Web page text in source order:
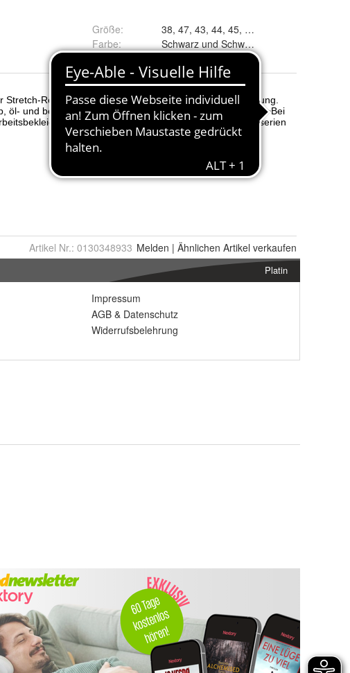
Größe:
Farbe: Schwarz und Schwarz / Grün
Artikel Nr.: 0130348933 Melden | Ähnlichen Artikel verkaufen
Platin
Impressum
AGB & Datenschutz
Widerrufsbelehrung